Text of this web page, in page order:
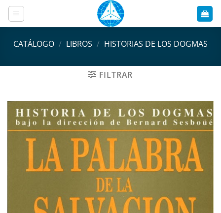
Saltar
contenido
CATÁLOGO / LIBROS / HISTORIAS DE LOS DOGMAS
FILTRAR